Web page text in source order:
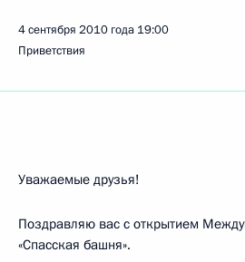
4 сентября 2010 года 19:00
Приветствия
Уважаемые друзья!
Поздравляю вас с открытием
«Спасская башня».